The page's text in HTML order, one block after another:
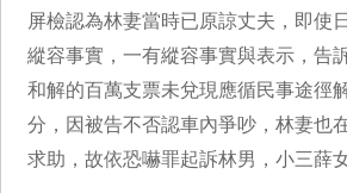
屏檢認為林妻當時已原諒丈夫，即使
縱容事實，一有縱容事實與表示，告
和解的百萬支票未兌現應循民事途徑
分，因被告不否認車內爭吵，林妻也
求助，故依恐嚇罪起訴林男，小三薛